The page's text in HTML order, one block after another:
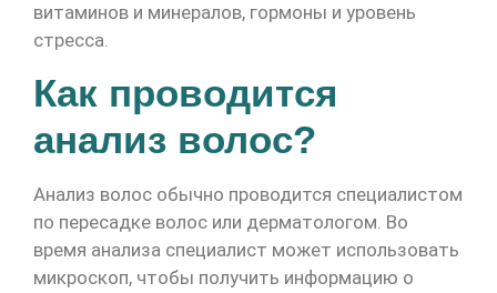
витаминов и минералов, гормоны и уровень
стресса.
Как проводится
анализ волос?
Анализ волос обычно проводится специалистом
по пересадке волос или дерматологом. Во
время анализа специалист может использовать
микроскоп, чтобы получить информацию о